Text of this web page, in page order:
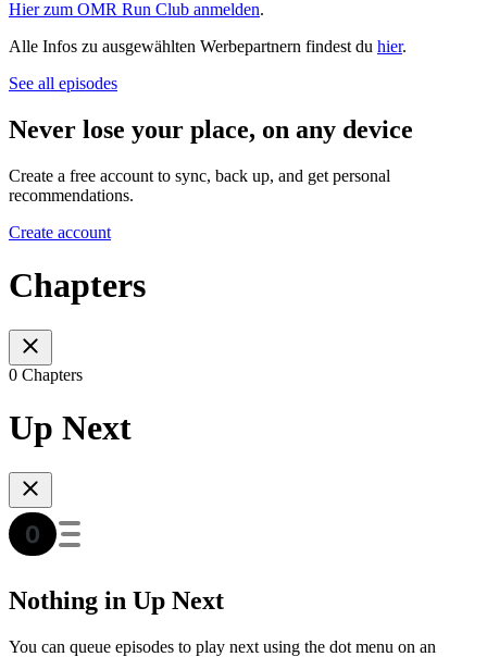
Hier zum OMR Run Club anmelden.
Alle Infos zu ausgewählten Werbepartnern findest du hier.
See all episodes
Never lose your place, on any device
Create a free account to sync, back up, and get personal
recommendations.
Create account
Chapters
0 Chapters
Up Next
Nothing in Up Next
You can queue episodes to play next using the dot menu on an